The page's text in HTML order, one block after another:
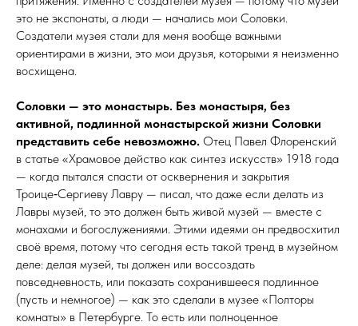
это не экспонаты, а люди — начались мои Соловки.
Создатели музея стали для меня вообще важными
ориентирами в жизни, это мои друзья, которыми я неизменно
восхищена.
Соловки — это монастырь. Без монастыря, без
активной, подлинной монастырской жизни Соловки
представить себе невозможно. Отец Павел Флоренский
в статье «Храмовое действо как синтез искусств» 1918 года
— когда пытался спасти от осквернения и закрытия
Троице‑Сергиеву Лавру — писал, что даже если делать из
Лавры музей, то это должен быть живой музей — вместе с
монахами и бого­слу­же­ния­ми. Этими идеями он предвосхитил
своё время, потому что сегодня есть такой тренд в музейном
деле: делая музей, ты должен или воссоздать
повседневность, или показать сохранившееся подлинное
(пусть и немногое) — как это сделали в музее «Полторы
комнаты» в Петербурге. То есть или полноценное